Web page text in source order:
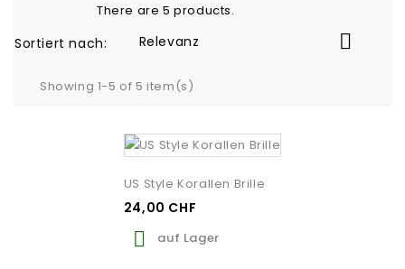
There are 5 products.
Sortiert nach: Relevanz 
Showing 1-5 of 5 item(s)
US Style Korallen Brille
24,00 CHF
 auf Lager